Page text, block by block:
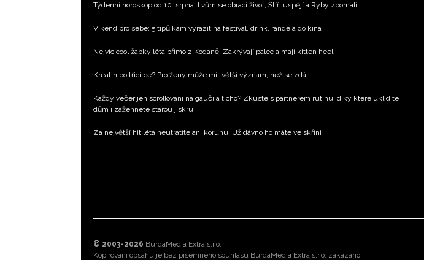
Týdenní horoskop od 10. srpna: Lvům se obrací život, Štíři uspějí a Ryby zpomalí
Víkend pro sebe: 5 tipů kam vyrazit na festival, drink, rande a do kina
Nejvíc cool žabky léta přímo z Kodaně. Zakrývají palec a mají kitten heel
Kreatin po třicítce? Pro ženy může mít větší význam, než se zdá
Každý večer jen scrollování na gauči a ticho? Zkuste s partnerem rutinu, díky které uklidíte
dům i zažehnete starou jiskru
Za největší hit léta neutratíte ani korunu. Už dávno ho máte ve skříni
© 2003-2026 BurdaMedia Extra s.r.o.
Kopírování obsahu je bez písemného souhlasu BurdaMedia Extra s.r.o. zakázáno